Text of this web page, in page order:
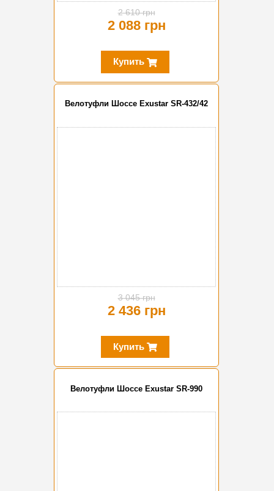
2 610 грн
2 088 грн
Купить
Велотуфли Шоссе Exustar SR-432/42
3 045 грн
2 436 грн
Купить
Велотуфли Шоссе Exustar SR-990